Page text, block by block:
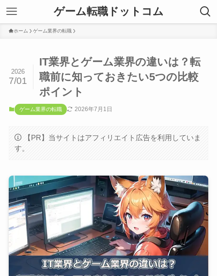
ゲーム転職ドットコム
ホーム ゲーム業界の転職
IT業界とゲーム業界の違いは？転
職前に知っておきたい5つの比較
ポイント
2026
7/01
ゲーム業界の転職 2026年7月1日
【PR】当サイトはアフィリエイト広告を利用していま
す。